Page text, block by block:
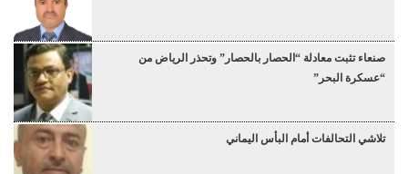
صنعاء تثبت معادلة “الحصار بالحصار” وتحذر الرياض من
“عسكرة البحر”
تلاشي التحالفات أمام البأس اليماني